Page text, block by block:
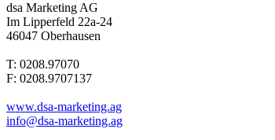
dsa Marketing AG
Im Lipperfeld 22a-24
46047 Oberhausen
T: 0208.97070
F: 0208.9707137
www.dsa-marketing.ag
info@dsa-marketing.ag